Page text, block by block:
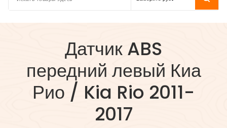
Датчик ABS
передний левый Киа
Рио / Kia Rio 2011-
2017